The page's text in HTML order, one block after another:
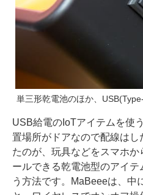
単三形乾電池のほか、
USB給電のIoTアイテムを使
置場所がドアなので配線は
たのが、玩具などをスマホ
ールできる乾電池型のアイ
う方法です。MaBeeeは、中